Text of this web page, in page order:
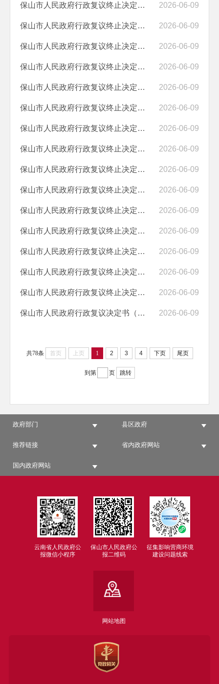
保山市人民政府行政复议终止决定书（​保政复〔2026〕38号） 2026-06-09
保山市人民政府行政复议终止决定书（保政复〔2026〕37号） 2026-06-09
保山市人民政府行政复议终止决定书（保政复〔2026〕36号） 2026-06-09
保山市人民政府行政复议终止决定书（保政复〔2026〕35号） 2026-06-09
保山市人民政府行政复议终止决定书（保政复〔2026〕34号） 2026-06-09
保山市人民政府行政复议终止决定书（保政复〔2026〕33号） 2026-06-09
保山市人民政府行政复议终止决定书（保政复〔2026〕32号） 2026-06-09
保山市人民政府行政复议终止决定书（保政复〔2026〕31号） 2026-06-09
保山市人民政府行政复议终止决定书（保政复〔2026〕30号） 2026-06-09
保山市人民政府行政复议终止决定书（保政复〔2026〕29号） 2026-06-09
保山市人民政府行政复议终止决定书（保政复〔2026〕28号） 2026-06-09
保山市人民政府行政复议终止决定书（保政复〔2026〕27号） 2026-06-09
保山市人民政府行政复议终止决定书（保政复〔2026〕26号） 2026-06-09
保山市人民政府行政复议终止决定书（保政复〔2026〕25号） 2026-06-09
保山市人民政府行政复议终止决定书（保政复〔2026〕50号） 2026-06-09
保山市人民政府行政复议决定书（保政复〔2026〕24号） 2026-06-09
共78条 首页 上页 1 2 3 4 下页 尾页
到第 页 跳转
政府部门 县区政府
推荐链接 省内政府网站
国内政府网站
云南省人民政府公
报微信小程序
保山市人民政府公
报二维码
征集影响营商环境
建设问题线索
网站地图